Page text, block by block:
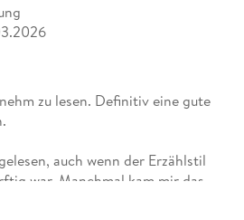
zu lesen. Definitiv eine gute
auch wenn der Erzählstil
war. Manchmal kam mir das